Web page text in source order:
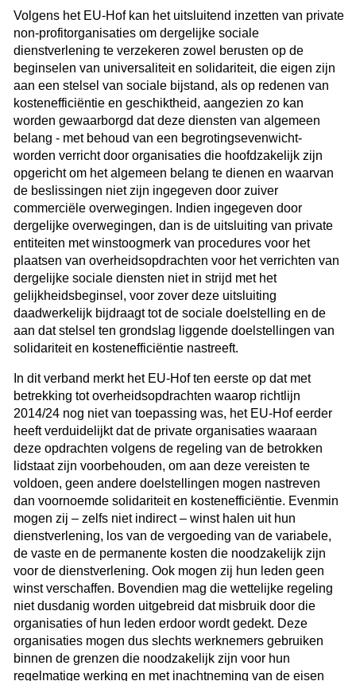
Volgens het EU-Hof kan het uitsluitend inzetten van private
non-profitorganisaties om dergelijke sociale
dienstverlening te verzekeren zowel berusten op de
beginselen van universaliteit en solidariteit, die eigen zijn
aan een stelsel van sociale bijstand, als op redenen van
kostenefficiëntie en geschiktheid, aangezien zo kan
worden gewaarborgd dat deze diensten van algemeen
belang - met behoud van een begrotingsevenwicht-
worden verricht door organisaties die hoofdzakelijk zijn
opgericht om het algemeen belang te dienen en waarvan
de beslissingen niet zijn ingegeven door zuiver
commerciële overwegingen. Indien ingegeven door
dergelijke overwegingen, dan is de uitsluiting van private
entiteiten met winstoogmerk van procedures voor het
plaatsen van overheidsopdrachten voor het verrichten van
dergelijke sociale diensten niet in strijd met het
gelijkheidsbeginsel, voor zover deze uitsluiting
daadwerkelijk bijdraagt tot de sociale doelstelling en de
aan dat stelsel ten grondslag liggende doelstellingen van
solidariteit en kostenefficiëntie nastreeft.
In dit verband merkt het EU-Hof ten eerste op dat met
betrekking tot overheidsopdrachten waarop richtlijn
2014/24 nog niet van toepassing was, het EU-Hof eerder
heeft verduidelijkt dat de private organisaties waaraan
deze opdrachten volgens de regeling van de betrokken
lidstaat zijn voorbehouden, om aan deze vereisten te
voldoen, geen andere doelstellingen mogen nastreven
dan voornoemde solidariteit en kostenefficiëntie. Evenmin
mogen zij – zelfs niet indirect – winst halen uit hun
dienstverlening, los van de vergoeding van de variabele,
de vaste en de permanente kosten die noodzakelijk zijn
voor de dienstverlening. Ook mogen zij hun leden geen
winst verschaffen. Bovendien mag die wettelijke regeling
niet dusdanig worden uitgebreid dat misbruik door die
organisaties of hun leden erdoor wordt gedekt. Deze
organisaties mogen dus slechts werknemers gebruiken
binnen de grenzen die noodzakelijk zijn voor hun
regelmatige werking en met inachtneming van de eisen